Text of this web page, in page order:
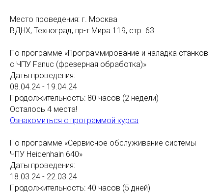
Место проведения: г. Москва
ВДНХ, Техноград, пр-т Мира 119, стр. 63
По программе «Программирование и наладка станков
с ЧПУ Fanuc (фрезерная обработка)»
Даты проведения:
08.04.24 - 19.04.24
Продолжительность: 80 часов (2 недели)
Осталось 4 места!
Ознакомиться с программой курса
По программе «Сервисное обслуживание системы
ЧПУ Heidenhain 640»
Даты проведения:
18.03.24 - 22.03.24
Продолжительность: 40 часов (5 дней)